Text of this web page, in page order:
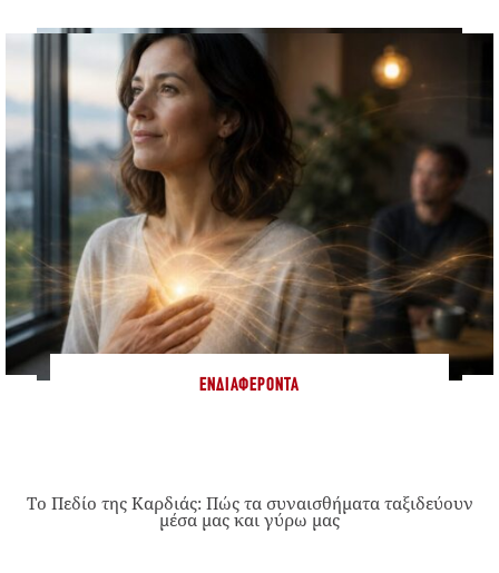
ΕΝΔΙΑΦΈΡΟΝΤΑ
Το Πεδίο της Καρδιάς: Πώς τα συναισθήματα ταξιδεύουν
μέσα μας και γύρω μας